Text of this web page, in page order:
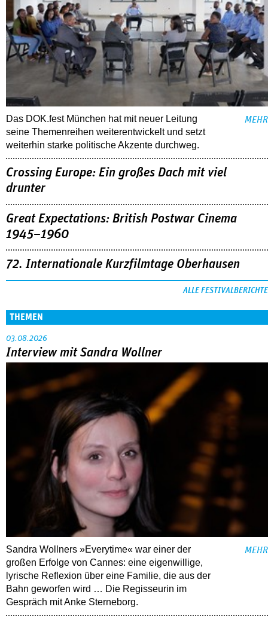
Das DOK.fest München hat mit neuer Leitung
seine Themenreihen weiterentwickelt und setzt
weiterhin starke politische Akzente durchweg.
MEHR
Crossing Europe: Ein großes Dach mit viel
drunter
Great Expectations: British Postwar Cinema
1945–1960
72. Internationale Kurzfilmtage Oberhausen
ALLE FESTIVALBERICHTE
THEMEN
03.08.2026
Interview mit Sandra Wollner
Sandra Wollners »Everytime« war einer der
großen Erfolge von Cannes: eine eigenwillige,
lyrische Reflexion über eine ­Familie, die aus der
Bahn geworfen wird … Die Regisseurin im
Gespräch mit Anke Sterneborg.
MEHR